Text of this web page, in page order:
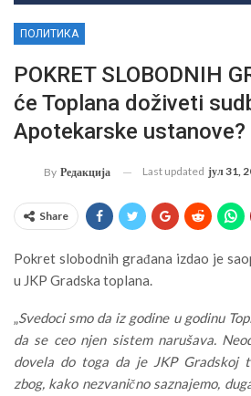
ПОЛИТИКА
POKRET SLOBODNIH
će Toplana doživeti
Apotekarske ustanove?
By Редакција Last updated јул 31,
Share
Pokret slobodnih građana izdao je
u JKP Gradska toplana.
„Svedoci smo da iz godine u godinu
da se ceo njen sistem narušava.
dovela do toga da je JKP Gradskoj
zbog, kako nezvanično saznajemo,